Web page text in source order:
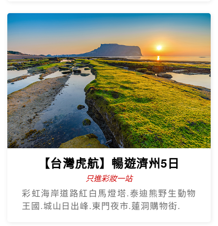
【台灣虎航】暢遊濟州5日
只進彩妝一站
彩虹海岸道路紅白馬燈塔.泰迪熊野生動物
王國.城山日出峰.東門夜市.蓮洞購物街.